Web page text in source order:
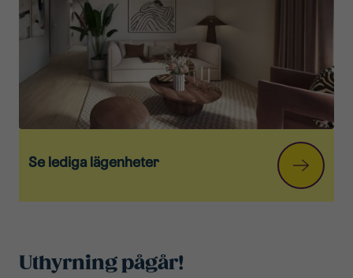
Se lediga lägenheter
Uthyrning pågår!